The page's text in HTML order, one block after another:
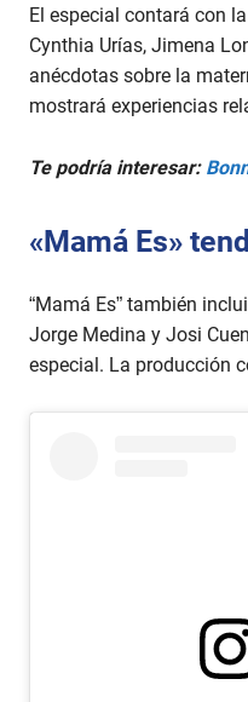
o
u
m
9
El especial contará con
Cynthia Urías, Jimena
anécdotas sobre la
mostrará experiencias
Te podría interesar:
«Mamá Es»
“Mamá Es” también
Jorge Medina y Josi
especial. La producción